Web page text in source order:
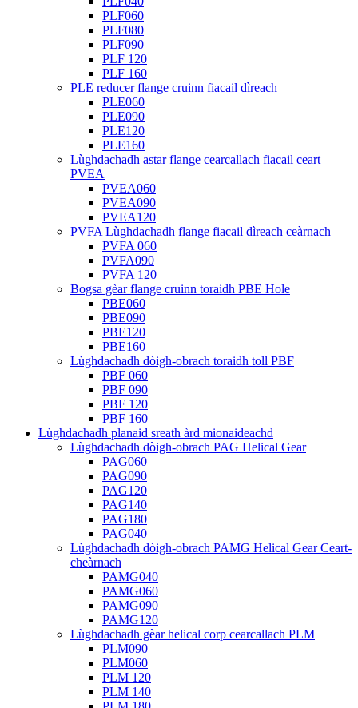
PLF060
PLF080
PLF090
PLF 120
PLF 160
PLE reducer flange cruinn fiacail dìreach
PLE060
PLE090
PLE120
PLE160
Lùghdachadh astar flange cearcallach fiacail ceart
PVEA
PVEA060
PVEA090
PVEA120
PVFA Lùghdachadh flange fiacail dìreach ceàrnach
PVFA 060
PVFA090
PVFA 120
Bogsa gèar flange cruinn toraidh PBE Hole
PBE060
PBE090
PBE120
PBE160
Lùghdachadh dòigh-obrach toraidh toll PBF
PBF 060
PBF 090
PBF 120
PBF 160
Lùghdachadh planaid sreath àrd mionaideachd
Lùghdachadh dòigh-obrach PAG Helical Gear
PAG060
PAG090
PAG120
PAG140
PAG180
PAG040
Lùghdachadh dòigh-obrach PAMG Helical Gear Ceart-
cheàrnach
PAMG040
PAMG060
PAMG090
PAMG120
Lùghdachadh gèar helical corp cearcallach PLM
PLM090
PLM060
PLM 120
PLM 140